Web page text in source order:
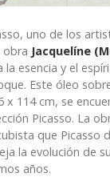
uno de los
obra Jacquelíne
esencia y el
Este óleo
x 114 cm, se
Picasso. La
que Picasso
la evolución de
años.